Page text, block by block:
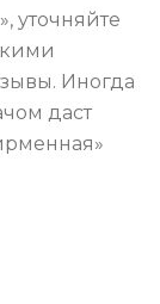
уточняйте
Иногда
даст